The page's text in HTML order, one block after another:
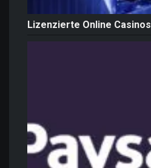
Lizenzierte Online Casinos